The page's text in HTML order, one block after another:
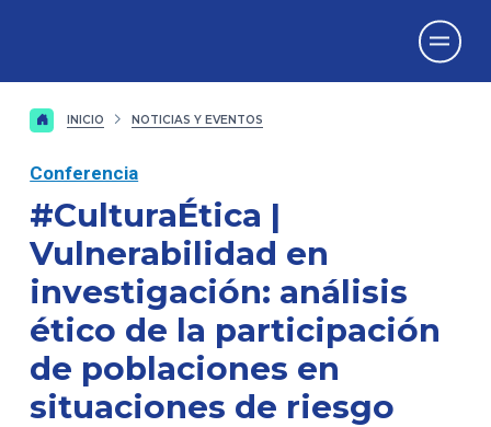
INICIO NOTICIAS Y EVENTOS
Conferencia
#CulturaÉtica |
Vulnerabilidad en
investigación: análisis
ético de la participación
de poblaciones en
situaciones de riesgo